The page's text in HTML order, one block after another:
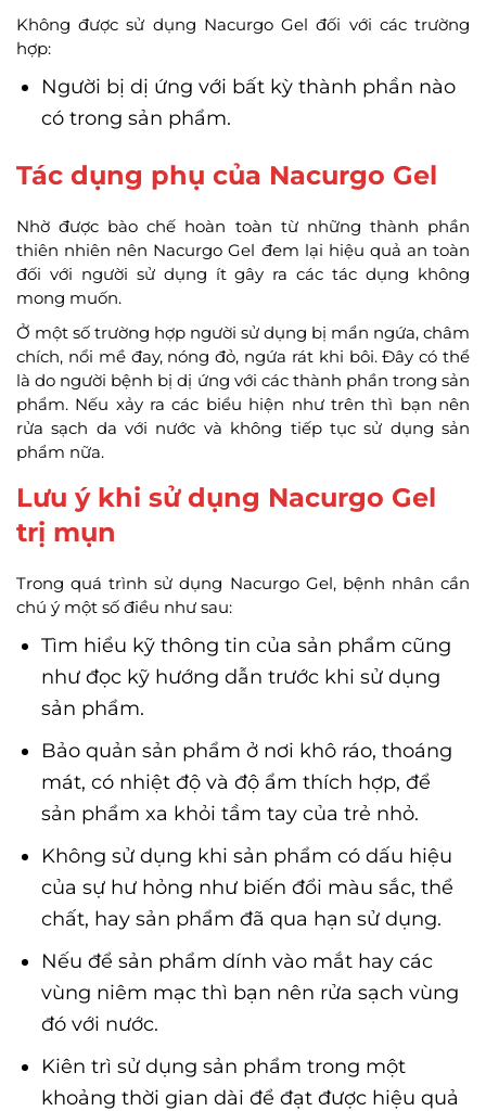
Không được sử dụng Nacurgo Gel đối với các trường
hợp:
Người bị dị ứng với bất kỳ thành phần nào
có trong sản phẩm.
Tác dụng phụ của Nacurgo Gel
Nhờ được bào chế hoàn toàn từ những thành phần
thiên nhiên nên Nacurgo Gel đem lại hiệu quả an toàn
đối với người sử dụng ít gây ra các tác dụng không
mong muốn.
Ở một số trường hợp người sử dụng bị mẩn ngứa, châm
chích, nổi mề đay, nóng đỏ, ngứa rát khi bôi. Đây có thể
là do người bệnh bị dị ứng với các thành phần trong sản
phẩm. Nếu xảy ra các biểu hiện như trên thì bạn nên
rửa sạch da với nước và không tiếp tục sử dụng sản
phẩm nữa.
Lưu ý khi sử dụng Nacurgo Gel
trị mụn
Trong quá trình sử dụng Nacurgo Gel, bệnh nhân cần
chú ý một số điều như sau:
Tìm hiểu kỹ thông tin của sản phẩm cũng
như đọc kỹ hướng dẫn trước khi sử dụng
sản phẩm.
Bảo quản sản phẩm ở nơi khô ráo, thoáng
mát, có nhiệt độ và độ ẩm thích hợp, để
sản phẩm xa khỏi tầm tay của trẻ nhỏ.
Không sử dụng khi sản phẩm có dấu hiệu
của sự hư hỏng như biến đổi màu sắc, thể
chất, hay sản phẩm đã qua hạn sử dụng.
Nếu để sản phẩm dính vào mắt hay các
vùng niêm mạc thì bạn nên rửa sạch vùng
đó với nước.
Kiên trì sử dụng sản phẩm trong một
khoảng thời gian dài để đạt được hiệu quả